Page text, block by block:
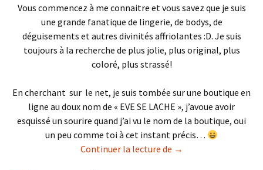
Vous commencez à me connaitre et vous savez que je suis
une grande fanatique de lingerie, de bodys, de
déguisements et autres divinités affriolantes :D. Je suis
toujours à la recherche de plus jolie, plus original, plus
coloré, plus strassé!
En cherchant sur le net, je suis tombée sur une boutique en
ligne au doux nom de « EVE SE LACHE », j’avoue avoir
esquissé un sourire quand j’ai vu le nom de la boutique, oui
un peu comme toi à cet instant précis…
Continuer la lecture de Eve Se Lâche : Son
→